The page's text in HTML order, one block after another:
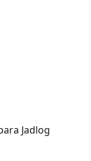
Jadlog